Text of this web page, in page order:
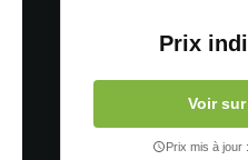
Prix
Voir
Prix mis à jour